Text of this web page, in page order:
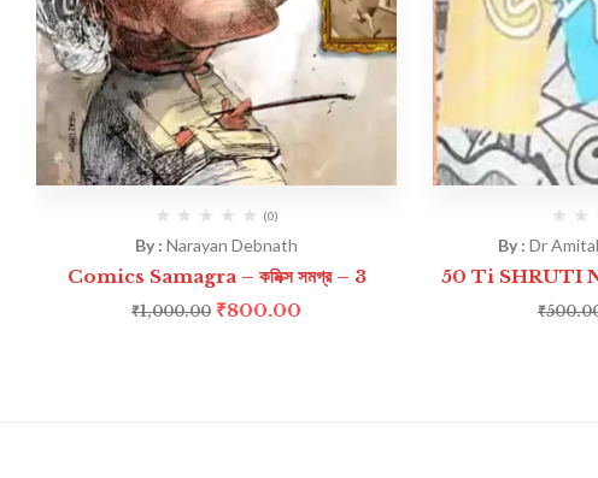
(0)
By : Narayan Debnath
Comics Samagra – কমিক্স সমগ্র – 3
₹1,000.00 ₹800.00
By : Dr
50 Ti SHRUTI
₹